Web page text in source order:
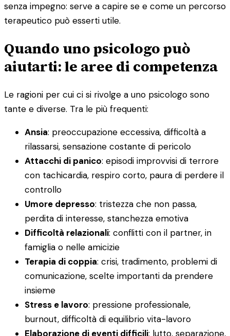
senza impegno: serve a capire se e come un percorso
terapeutico può esserti utile.
Quando uno psicologo può
aiutarti: le aree di competenza
Le ragioni per cui ci si rivolge a uno psicologo sono
tante e diverse. Tra le più frequenti:
Ansia: preoccupazione eccessiva, difficoltà a
rilassarsi, sensazione costante di pericolo
Attacchi di panico: episodi improvvisi di terrore
con tachicardia, respiro corto, paura di perdere il
controllo
Umore depresso: tristezza che non passa,
perdita di interesse, stanchezza emotiva
Difficoltà relazionali: conflitti con il partner, in
famiglia o nelle amicizie
Terapia di coppia: crisi, tradimento, problemi di
comunicazione, scelte importanti da prendere
insieme
Stress e lavoro: pressione professionale,
burnout, difficoltà di equilibrio vita-lavoro
Elaborazione di eventi difficili: lutto, separazione,